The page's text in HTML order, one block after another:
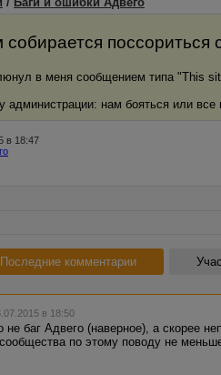
поссориться
в меня сообщением типа "This
администрации: нам бояться или все
в 18:47
Последние комментарии
в 18:50
не баг Адвего (наверное), а скорее
по этому поводу не